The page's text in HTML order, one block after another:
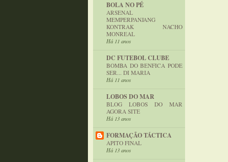
BOLA NO PÉ
ARSENAL
MEMPERPANJANG
KONTRAK NACHO
MONREAL
Há 11 anos
DC FUTEBOL CLUBE
BOMBA DO BENFICA PODE
SER... DI MARIA
Há 11 anos
LOBOS DO MAR
BLOG LOBOS DO MAR
AGORA SITE
Há 13 anos
FORMAÇÃO TÁCTICA
APITO FINAL
Há 13 anos